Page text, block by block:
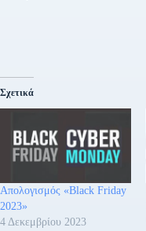
Σχετικά
Απολογισμός «Black Friday
2023»
4 Δεκεμβρίου 2023